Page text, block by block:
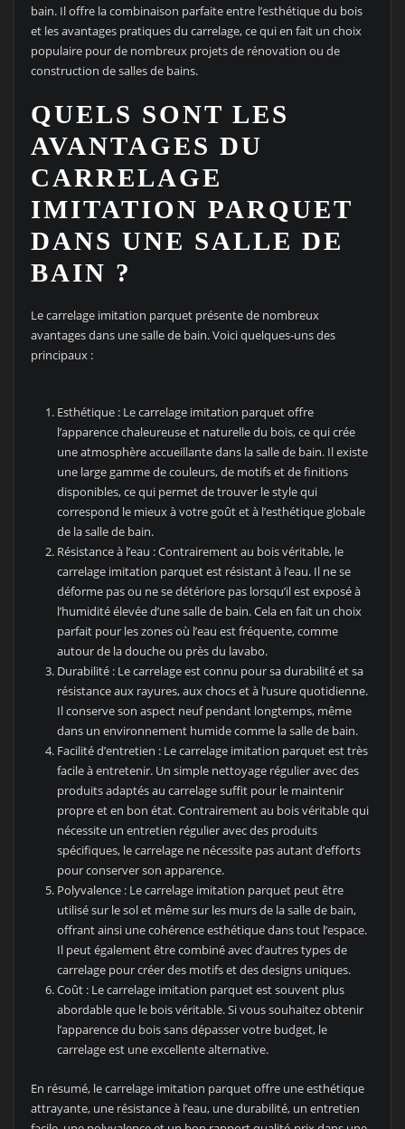
bain. Il offre la combinaison parfaite entre l’esthétique du bois
et les avantages pratiques du carrelage, ce qui en fait un choix
populaire pour de nombreux projets de rénovation ou de
construction de salles de bains.
QUELS SONT LES
AVANTAGES DU
CARRELAGE
IMITATION PARQUET
DANS UNE SALLE DE
BAIN ?
Le carrelage imitation parquet présente de nombreux
avantages dans une salle de bain. Voici quelques-uns des
principaux :
Esthétique : Le carrelage imitation parquet offre
l’apparence chaleureuse et naturelle du bois, ce qui crée
une atmosphère accueillante dans la salle de bain. Il existe
une large gamme de couleurs, de motifs et de finitions
disponibles, ce qui permet de trouver le style qui
correspond le mieux à votre goût et à l’esthétique globale
de la salle de bain.
Résistance à l’eau : Contrairement au bois véritable, le
carrelage imitation parquet est résistant à l’eau. Il ne se
déforme pas ou ne se détériore pas lorsqu’il est exposé à
l’humidité élevée d’une salle de bain. Cela en fait un choix
parfait pour les zones où l’eau est fréquente, comme
autour de la douche ou près du lavabo.
Durabilité : Le carrelage est connu pour sa durabilité et sa
résistance aux rayures, aux chocs et à l’usure quotidienne.
Il conserve son aspect neuf pendant longtemps, même
dans un environnement humide comme la salle de bain.
Facilité d’entretien : Le carrelage imitation parquet est très
facile à entretenir. Un simple nettoyage régulier avec des
produits adaptés au carrelage suffit pour le maintenir
propre et en bon état. Contrairement au bois véritable qui
nécessite un entretien régulier avec des produits
spécifiques, le carrelage ne nécessite pas autant d’efforts
pour conserver son apparence.
Polyvalence : Le carrelage imitation parquet peut être
utilisé sur le sol et même sur les murs de la salle de bain,
offrant ainsi une cohérence esthétique dans tout l’espace.
Il peut également être combiné avec d’autres types de
carrelage pour créer des motifs et des designs uniques.
Coût : Le carrelage imitation parquet est souvent plus
abordable que le bois véritable. Si vous souhaitez obtenir
l’apparence du bois sans dépasser votre budget, le
carrelage est une excellente alternative.
En résumé, le carrelage imitation parquet offre une esthétique
attrayante, une résistance à l’eau, une durabilité, un entretien